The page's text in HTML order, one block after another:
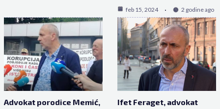
feb 15, 2024 2 godine ago
Advokat porodice Memić,
Ifet Feraget, advokat